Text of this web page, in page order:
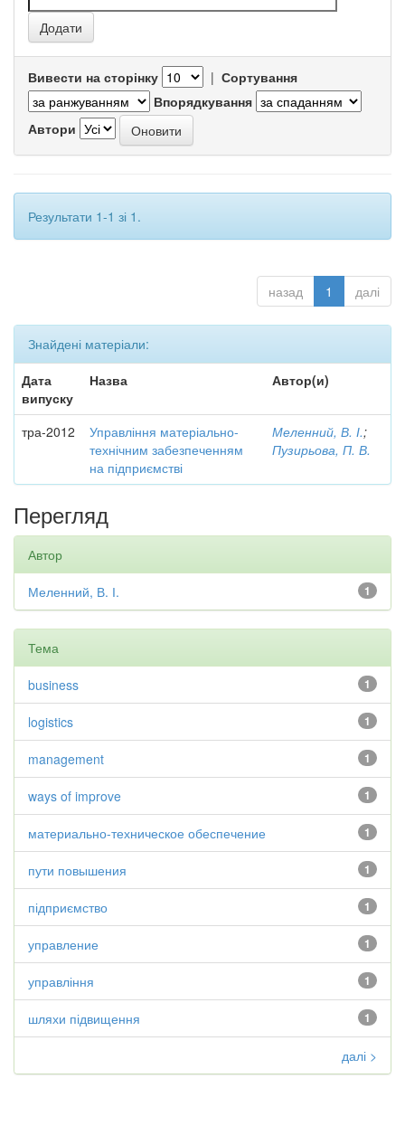
Вивести на сторінку | Сортування
Впорядкування
Автори
Результати 1-1 зі 1.
назад 1 далі
Знайдені матеріали:
Дата
випуску
Назва Автор(и)
тра-2012
Управління матеріально-
технічним забезпеченням
на підприємстві
Меленний, В. І.;
Пузирьова, П. В.
Перегляд
Автор
1
Меленний, В. І.
Тема
1
business
1
logistics
1
management
1
ways of improve
1
материально-техническое обеспечение
1
пути повышения
1
підприємство
1
управление
1
управління
1
шляхи підвищення
далі >